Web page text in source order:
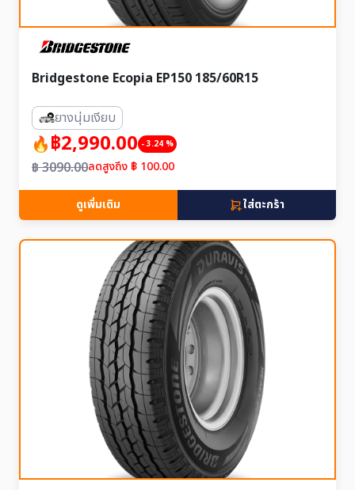
Bridgestone Ecopia EP150 185/60R15
ยางนุ่มเงียบ
฿2,990.00 - 3.24 %
฿ 3090.00ลดสูงถึง ฿ 100.00
ดูเพิ่มเติม ใส่ตะกร้า